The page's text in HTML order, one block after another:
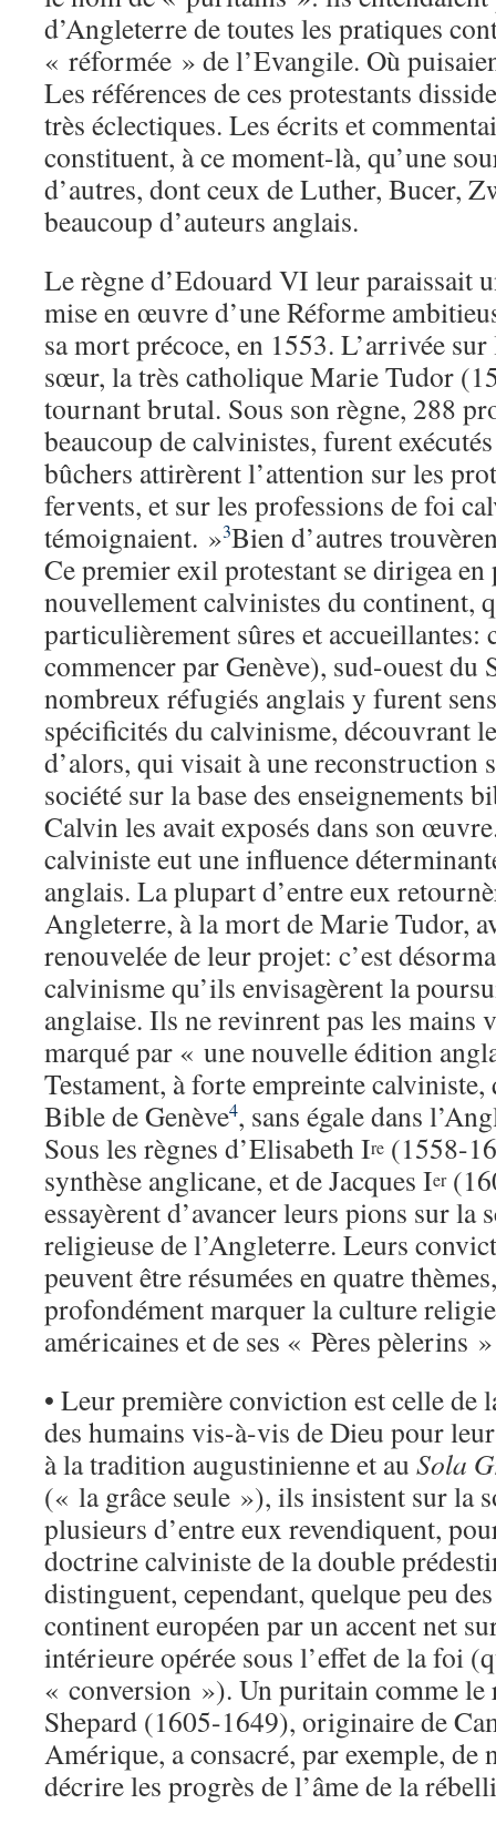
d’Angleterre de toutes les pratiques
« réformée » de l’Evangile. Où
Les références de ces protestants
très éclectiques. Les écrits et
constituent, à ce moment-là, qu’une
d’autres, dont ceux de Luther, Bucer,
beaucoup d’auteurs anglais.
Le règne d’Edouard VI leur paraissait
mise en œuvre d’une Réforme
sa mort précoce, en 1553. L’arrivée
sœur, la très catholique Marie Tudor
tournant brutal. Sous son règne, 288
beaucoup de calvinistes, furent
bûchers attirèrent l’attention sur les
fervents, et sur les professions de foi
témoignaient. »3Bien d’autres
Ce premier exil protestant se dirigea
nouvellement calvinistes du continent,
particulièrement sûres et accueillantes:
commencer par Genève), sud-ouest du
nombreux réfugiés anglais y furent
spécificités du calvinisme, découvrant
d’alors, qui visait à une reconstruction
société sur la base des enseignements
Calvin les avait exposés dans son
calviniste eut une influence
anglais. La plupart d’entre eux
Angleterre, à la mort de Marie Tudor,
renouvelée de leur projet: c’est
calvinisme qu’ils envisagèrent la
anglaise. Ils ne revinrent pas les
marqué par « une nouvelle édition
Testament, à forte empreinte
Bible de Genève4, sans égale dans
Sous les règnes d’Elisabeth Ire (1558-
synthèse anglicane, et de Jacques Ier
essayèrent d’avancer leurs pions sur la
religieuse de l’Angleterre. Leurs
peuvent être résumées en quatre
profondément marquer la culture
américaines et de ses « Pères pèlerins
• Leur première conviction est celle de
des humains vis-à-vis de Dieu pour
à la tradition augustinienne et au Sola
(« la grâce seule »), ils insistent sur la
plusieurs d’entre eux revendiquent,
doctrine calviniste de la double
distinguent, cependant, quelque peu
continent européen par un accent net
intérieure opérée sous l’effet de la foi
« conversion »). Un puritain comme le
Shepard (1605-1649), originaire de
Amérique, a consacré, par exemple, de
décrire les progrès de l’âme de la